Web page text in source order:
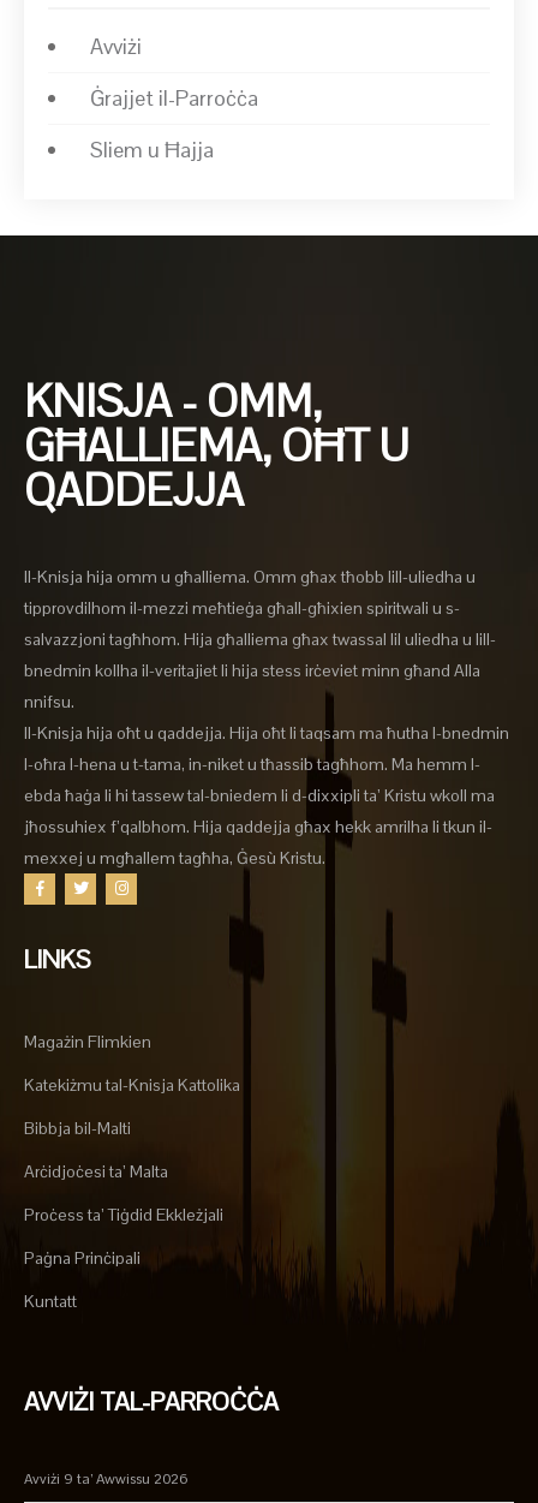
Avviżi
Ġrajjet il-Parroċċa
Sliem u Ħajja
KNISJA - OMM,
GĦALLIEMA, OĦT U
QADDEJJA
Il-Knisja hija omm u għalliema. Omm għax tħobb lill-uliedha u
tipprovdilhom il-mezzi meħtieġa għall-għixien spiritwali u s-
salvazzjoni tagħhom. Hija għalliema għax twassal lil uliedha u lill-
bnedmin kollha il-veritajiet li hija stess irċeviet minn għand Alla
nnifsu.
Il-Knisja hija oħt u qaddejja. Hija oħt li taqsam ma ħutha l-bnedmin
l-oħra l-hena u t-tama, in-niket u tħassib tagħhom. Ma hemm l-
ebda ħaġa li hi tassew tal-bniedem li d-dixxipli ta’ Kristu wkoll ma
jħossuhiex f’qalbhom. Hija qaddejja għax hekk amrilha li tkun il-
mexxej u mgħallem tagħha, Ġesù Kristu.
LINKS
Magażin Flimkien
Katekiżmu tal-Knisja Kattolika
Bibbja bil-Malti
Arċidjoċesi ta’ Malta
Proċess ta’ Tiġdid Ekkleżjali
Paġna Prinċipali
Kuntatt
AVVIŻI TAL-PARROĊĊA
Avviżi 9 ta’ Awwissu 2026